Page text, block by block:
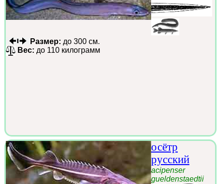
Размер: до 300 см.
Вес: до 110 килограмм
осётр
русский
acipenser
gueldenstaedtii